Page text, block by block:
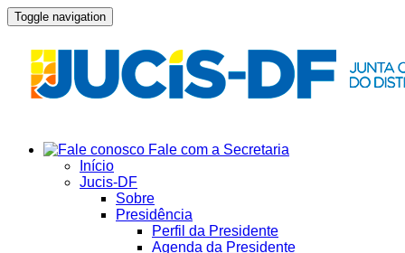
Toggle navigation
Fale com a Secretaria
Início
Jucis-DF
Sobre
Presidência
Perfil da Presidente
Agenda da Presidente